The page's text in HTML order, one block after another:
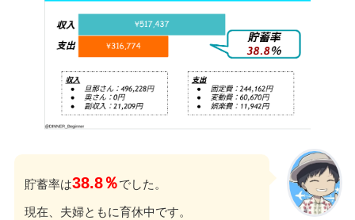
貯蓄率は38.8％でした。
現在、夫婦ともに育休中です。